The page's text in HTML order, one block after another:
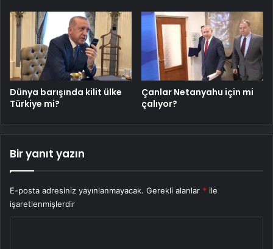
Dünya barışında kilit ülke
Türkiye mi?
Çanlar Netanyahu için mi
çalıyor?
Bir yanıt yazın
E-posta adresiniz yayınlanmayacak. Gerekli alanlar * ile
işaretlenmişlerdir